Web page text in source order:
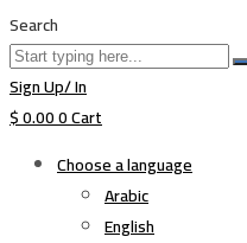
Search
Sign Up/ In
$0.000Cart
Choose a language
Arabic
English